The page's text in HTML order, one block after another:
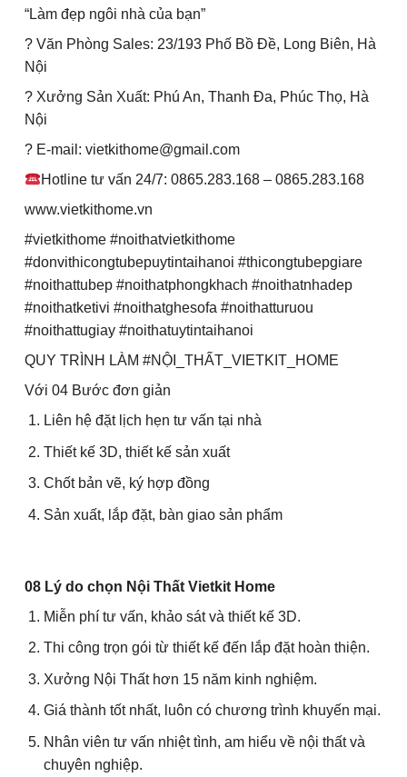
“Làm đẹp ngôi nhà của bạn”
? Văn Phòng Sales: 23/193 Phố Bồ Đề, Long Biên, Hà
Nội
? Xưởng Sản Xuất: Phú An, Thanh Đa, Phúc Thọ, Hà
Nội
? E-mail: vietkithome@gmail.com
Hotline tư vấn 24/7: 0865.283.168 – 0865.283.168
www.vietkithome.vn
#vietkithome #noithatvietkithome
#donvithicongtubepuytintaihanoi #thicongtubepgiare
#noithattubep #noithatphongkhach #noithatnhadep
#noithatketivi #noithatghesofa #noithatturuou
#noithattugiay #noithatuytintaihanoi
QUY TRÌNH LÀM #NỘI_THẤT_VIETKIT_HOME
Với 04 Bước đơn giản
Liên hệ đặt lịch hẹn tư vấn tại nhà
Thiết kế 3D, thiết kế sản xuất
Chốt bản vẽ, ký hợp đồng
Sản xuất, lắp đặt, bàn giao sản phẩm
08 Lý do chọn Nội Thất Vietkit Home
Miễn phí tư vấn, khảo sát và thiết kế 3D.
Thi công trọn gói từ thiết kế đến lắp đặt hoàn thiện.
Xưởng Nội Thất hơn 15 năm kinh nghiệm.
Giá thành tốt nhất, luôn có chương trình khuyến mại.
Nhân viên tư vấn nhiệt tình, am hiểu về nội thất và
chuyên nghiệp.